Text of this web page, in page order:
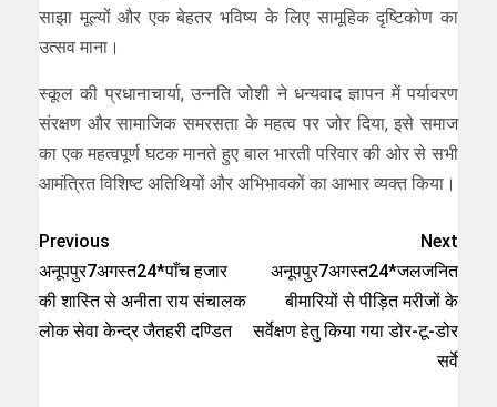
साझा मूल्यों और एक बेहतर भविष्य के लिए सामूहिक दृष्टिकोण का
उत्सव माना।
स्कूल की प्रधानाचार्या, उन्नति जोशी ने धन्यवाद ज्ञापन में पर्यावरण
संरक्षण और सामाजिक समरसता के महत्व पर जोर दिया, इसे समाज
का एक महत्वपूर्ण घटक मानते हुए बाल भारती परिवार की ओर से सभी
आमंत्रित विशिष्ट अतिथियों और अभिभावकों का आभार व्यक्त किया।
Previous
अनूपपुर7अगस्त24*पाँच हजार
की शास्ति से अनीता राय संचालक
लोक सेवा केन्द्र जैतहरी दण्डित
Next
अनूपपुर7अगस्त24*जलजनित
बीमारियों से पीड़ित मरीजों के
सर्वेक्षण हेतु किया गया डोर-टू-डोर
सर्वे